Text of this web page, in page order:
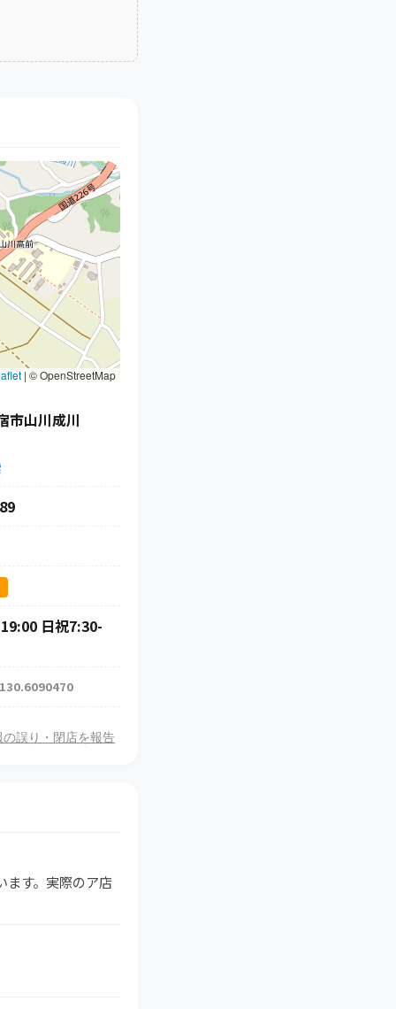
| © OpenStreetMap
市山川成川
日祝7:30-
の誤り・閉店を報告
ます。実際のア店